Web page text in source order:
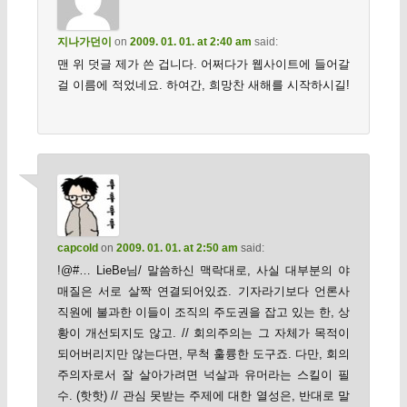
지나가던이 on 2009. 01. 01. at 2:40 am said:
맨 위 덧글 제가 쓴 겁니다. 어쩌다가 웹사이트에 들어갈
걸 이름에 적었네요. 하여간, 희망찬 새해를 시작하시길!
capcoldon 2009. 01. 01. at 2:50 am said:
!@#… LieBe님/ 말씀하신 맥락대로, 사실 대부분의 야
매질은 서로 살짝 연결되어있죠. 기자라기보다 언론사
직원에 불과한 이들이 조직의 주도권을 잡고 있는 한, 상
황이 개선되지도 않고. // 회의주의는 그 자체가 목적이
되어버리지만 않는다면, 무척 훌륭한 도구죠. 다만, 회의
주의자로서 잘 살아가려면 넉살과 유머라는 스킬이 필
수. (핫핫) // 관심 못받는 주제에 대한 열성은, 반대로 말